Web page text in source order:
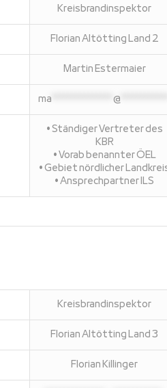
Kreisbrandinspektor
Florian Altötting Land 2
Martin Estermaier
ma ***************@
• Ständiger Vertreter des
KBR
• Vorab benannter ÖEL
• Gebiet nördlicher
• Ansprechpartner ILS
Kreisbrandinspektor
Florian Altötting Land 3
Florian Killinger